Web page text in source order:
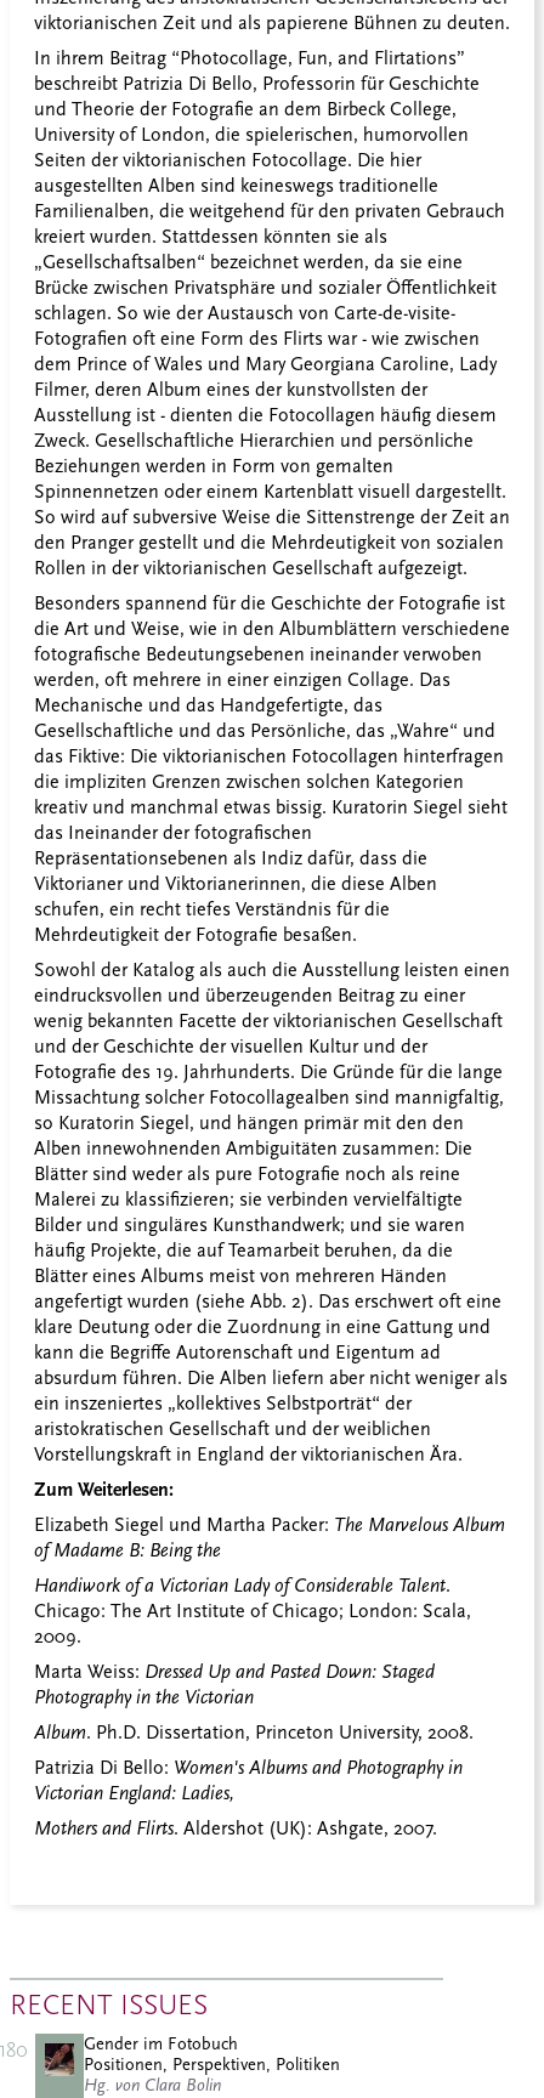
viktorianischen Zeit und als papierene Bühnen zu deuten.
In ihrem Beitrag “Photocollage, Fun, and Flirtations”
beschreibt Patrizia Di Bello, Professorin für Geschichte
und Theorie der Fotografie an dem Birbeck College,
University of London, die spielerischen, humorvollen
Seiten der viktorianischen Fotocollage. Die hier
ausgestellten Alben sind keineswegs traditionelle
Familienalben, die weitgehend für den privaten Gebrauch
kreiert wurden. Stattdessen könnten sie als
„Gesellschaftsalben“ bezeichnet werden, da sie eine
Brücke zwischen Privatsphäre und sozialer Öffentlichkeit
schlagen. So wie der Austausch von Carte-de-visite-
Fotografien oft eine Form des Flirts war - wie zwischen
dem Prince of Wales und Mary Georgiana Caroline, Lady
Filmer, deren Album eines der kunstvollsten der
Ausstellung ist - dienten die Fotocollagen häufig diesem
Zweck. Gesellschaftliche Hierarchien und persönliche
Beziehungen werden in Form von gemalten
Spinnennetzen oder einem Kartenblatt visuell dargestellt.
So wird auf subversive Weise die Sittenstrenge der Zeit an
den Pranger gestellt und die Mehrdeutigkeit von sozialen
Rollen in der viktorianischen Gesellschaft aufgezeigt.
Besonders spannend für die Geschichte der Fotografie ist
die Art und Weise, wie in den Albumblättern verschiedene
fotografische Bedeutungsebenen ineinander verwoben
werden, oft mehrere in einer einzigen Collage. Das
Mechanische und das Handgefertigte, das
Gesellschaftliche und das Persönliche, das „Wahre“ und
das Fiktive: Die viktorianischen Fotocollagen hinterfragen
die impliziten Grenzen zwischen solchen Kategorien
kreativ und manchmal etwas bissig. Kuratorin Siegel sieht
das Ineinander der fotografischen
Repräsentationsebenen als Indiz dafür, dass die
Viktorianer und Viktorianerinnen, die diese Alben
schufen, ein recht tiefes Verständnis für die
Mehrdeutigkeit der Fotografie besaßen.
Sowohl der Katalog als auch die Ausstellung leisten einen
eindrucksvollen und überzeugenden Beitrag zu einer
wenig bekannten Facette der viktorianischen Gesellschaft
und der Geschichte der visuellen Kultur und der
Fotografie des 19. Jahrhunderts. Die Gründe für die lange
Missachtung solcher Fotocollagealben sind mannigfaltig,
so Kuratorin Siegel, und hängen primär mit den den
Alben innewohnenden Ambiguitäten zusammen: Die
Blätter sind weder als pure Fotografie noch als reine
Malerei zu klassifizieren; sie verbinden vervielfältigte
Bilder und singuläres Kunsthandwerk; und sie waren
häufig Projekte, die auf Teamarbeit beruhen, da die
Blätter eines Albums meist von mehreren Händen
angefertigt wurden (siehe Abb. 2). Das erschwert oft eine
klare Deutung oder die Zuordnung in eine Gattung und
kann die Begriffe Autorenschaft und Eigentum ad
absurdum führen. Die Alben liefern aber nicht weniger als
ein inszeniertes „kollektives Selbstporträt“ der
aristokratischen Gesellschaft und der weiblichen
Vorstellungskraft in England der viktorianischen Ära.
Zum Weiterlesen:
Elizabeth Siegel und Martha Packer: The Marvelous Album
of Madame B: Being the
Handiwork of a Victorian Lady of Considerable Talent.
Chicago: The Art Institute of Chicago; London: Scala,
2009.
Marta Weiss: Dressed Up and Pasted Down: Staged
Photography in the Victorian
Album. Ph.D. Dissertation, Princeton University, 2008.
Patrizia Di Bello: Women's Albums and Photography in
Victorian England: Ladies,
Mothers and Flirts. Aldershot (UK): Ashgate, 2007.
RECENT ISSUES
180
Gender im Fotobuch
Positionen, Perspektiven, Politiken
Hg. von Clara Bolin